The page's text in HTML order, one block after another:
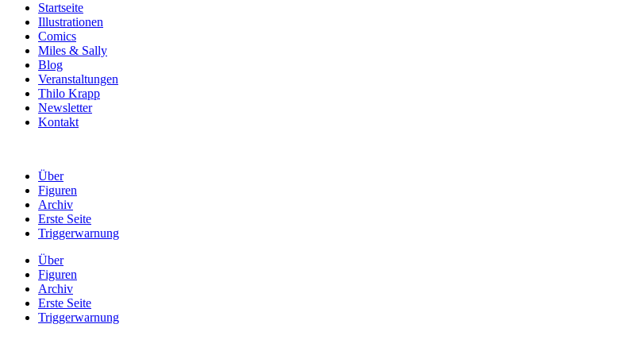
Startseite
Illustrationen
Comics
Miles & Sally
Blog
Veranstaltungen
Thilo Krapp
Newsletter
Kontakt
Über
Figuren
Archiv
Erste Seite
Triggerwarnung
Über
Figuren
Archiv
Erste Seite
Triggerwarnung